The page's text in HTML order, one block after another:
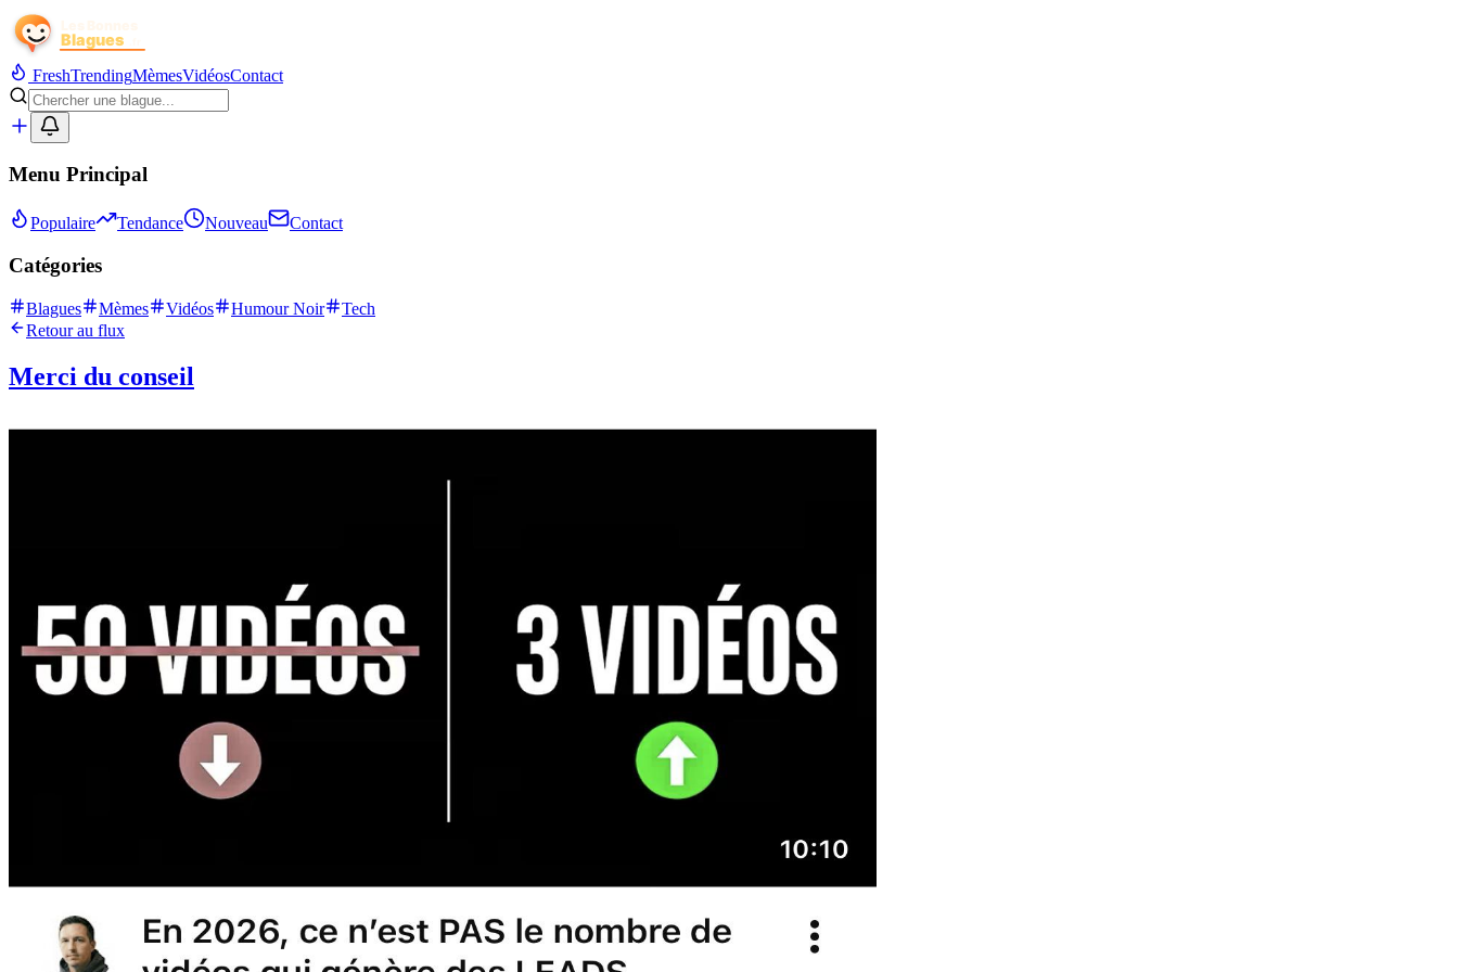
FreshTrendingMèmesVidéosContact
Menu Principal
Populaire Tendance Nouveau Contact
Catégories
Blagues Mèmes Vidéos Humour Noir
Tech
Retour au flux
Merci du conseil